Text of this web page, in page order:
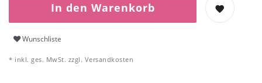
In den Warenkorb
Wunschliste
* inkl. ges. MwSt. zzgl. Versandkosten